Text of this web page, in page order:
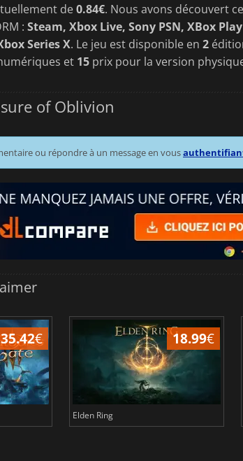
de0.84€. Nous avons découvert
: Steam, Xbox Live, Sony PSN, XBox
Series X. Le jeu est disponible en 2
et 15 prix pour la version
of Oblivion
ou répondre à un message en vous
35.42€ 18.99€
Elden Ring